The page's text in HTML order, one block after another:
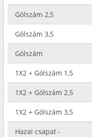
Gólszám 2,5
Gólszám 3,5
Gólszám
1X2 + Gólszám 1,5
1X2 + Gólszám 2,5
1X2 + Gólszám 3,5
Hazai csapat -